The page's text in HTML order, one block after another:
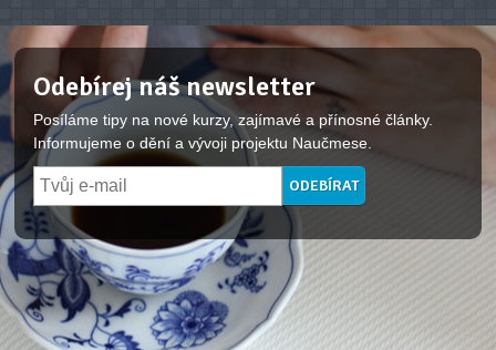
Odebírej náš newsletter
Posíláme tipy na nové kurzy, zajímavé a přínosné články.
Informujeme o dění a vývoji projektu Naučmese.